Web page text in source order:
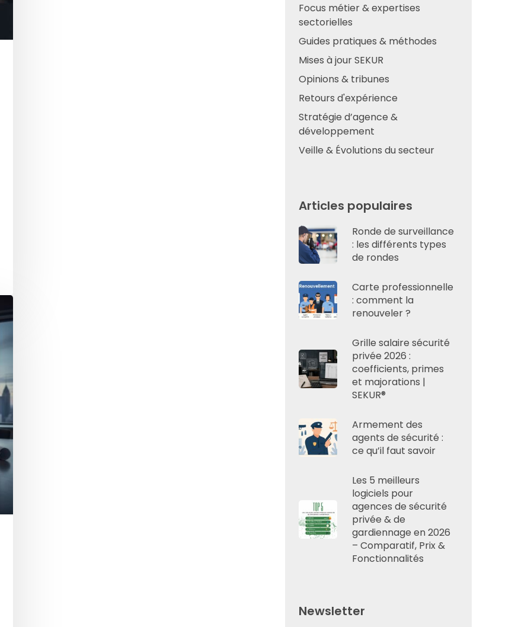
Focus métier & expertises
sectorielles
Guides pratiques & méthodes
Mises à jour SEKUR
Opinions & tribunes
Retours d'expérience
Stratégie d’agence &
développement
Veille & Évolutions du secteur
Articles populaires
Ronde de surveillance
: les différents types
de rondes
Carte professionnelle
: comment la
renouveler ?
Grille salaire sécurité
privée 2026 :
coefficients, primes
et majorations |
SEKUR®
Armement des
agents de sécurité :
ce qu’il faut savoir
Les 5 meilleurs
logiciels pour
agences de sécurité
privée & de
gardiennage en 2026
– Comparatif, Prix &
Fonctionnalités
Newsletter